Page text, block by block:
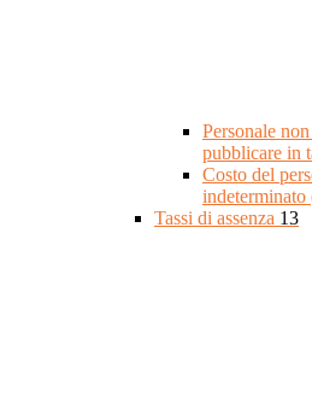
Personale
pubblicare in
Costo del
indeterminato
Tassi di assenza 13